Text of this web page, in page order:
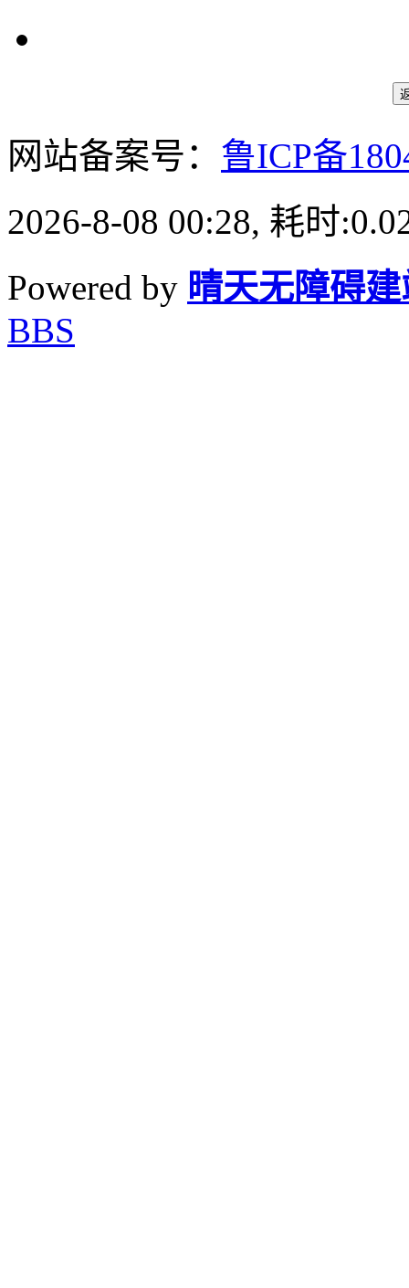
网站备案号： 鲁ICP备
2026-8-08 00:28, 耗时
Powered by 晴天无障碍
BBS